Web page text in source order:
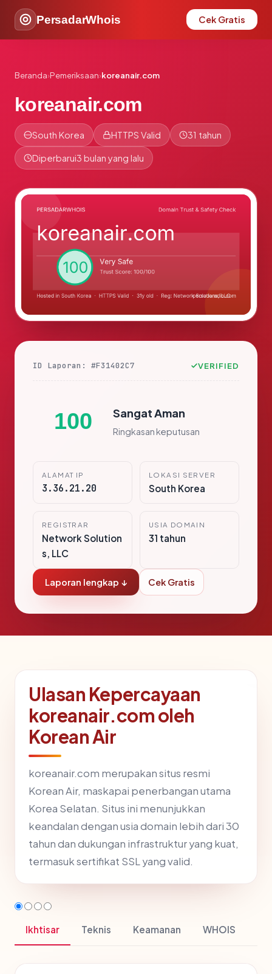
PersadarWhois Cek Gratis
Beranda›Pemeriksaan›koreanair.com
koreanair.com
South Korea HTTPS Valid 31 tahun
Diperbarui3 bulan yang lalu
ID Laporan: #F31402C7 VERIFIED
100 Sangat Aman
Ringkasan keputusan
ALAMAT IP
3.36.21.20
LOKASI SERVER
South Korea
REGISTRAR
Network Solution
s, LLC
USIA DOMAIN
31 tahun
Laporan lengkap ↓ Cek Gratis
Ulasan Kepercayaan
koreanair.com oleh
Korean Air
koreanair.com merupakan situs resmi
Korean Air, maskapai penerbangan utama
Korea Selatan. Situs ini menunjukkan
keandalan dengan usia domain lebih dari 30
tahun dan dukungan infrastruktur yang kuat,
termasuk sertifikat SSL yang valid.
Ikhtisar Teknis Keamanan WHOIS